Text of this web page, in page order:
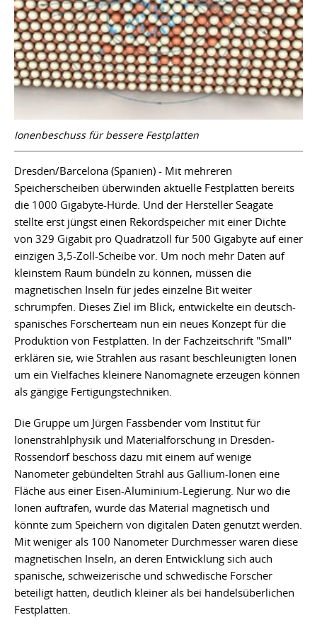
Ionenbeschuss für bessere Festplatten
Dresden/Barcelona (Spanien) - Mit mehreren
Speicherscheiben überwinden aktuelle Festplatten bereits
die 1000 Gigabyte-Hürde. Und der Hersteller Seagate
stellte erst jüngst einen Rekordspeicher mit einer Dichte
von 329 Gigabit pro Quadratzoll für 500 Gigabyte auf einer
einzigen 3,5-Zoll-Scheibe vor. Um noch mehr Daten auf
kleinstem Raum bündeln zu können, müssen die
magnetischen Inseln für jedes einzelne Bit weiter
schrumpfen. Dieses Ziel im Blick, entwickelte ein deutsch-
spanisches Forscherteam nun ein neues Konzept für die
Produktion von Festplatten. In der Fachzeitschrift "Small"
erklären sie, wie Strahlen aus rasant beschleunigten Ionen
um ein Vielfaches kleinere Nanomagnete erzeugen können
als gängige Fertigungstechniken.
Die Gruppe um Jürgen Fassbender vom Institut für
Ionenstrahlphysik und Materialforschung in Dresden-
Rossendorf beschoss dazu mit einem auf wenige
Nanometer gebündelten Strahl aus Gallium-Ionen eine
Fläche aus einer Eisen-Aluminium-Legierung. Nur wo die
Ionen auftrafen, wurde das Material magnetisch und
könnte zum Speichern von digitalen Daten genutzt werden.
Mit weniger als 100 Nanometer Durchmesser waren diese
magnetischen Inseln, an deren Entwicklung sich auch
spanische, schweizerische und schwedische Forscher
beteiligt hatten, deutlich kleiner als bei handelsüberlichen
Festplatten.